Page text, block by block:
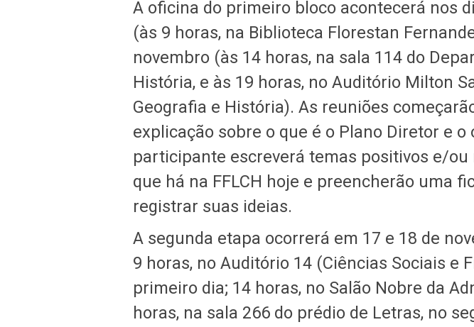
A oficina do primeiro bloco acontecerá nos
(às 9 horas, na Biblioteca Florestan
novembro (às 14 horas, na sala 114 do
História, e às 19 horas, no Auditório Milton
Geografia e História). As reuniões
explicação sobre o que é o Plano Diretor e o
participante escreverá temas positivos e/ou
que há na FFLCH hoje e preencherão uma
registrar suas ideias.
A segunda etapa ocorrerá em 17 e 18 de
9 horas, no Auditório 14 (Ciências Sociais e
primeiro dia; 14 horas, no Salão Nobre da
horas, na sala 266 do prédio de Letras, no